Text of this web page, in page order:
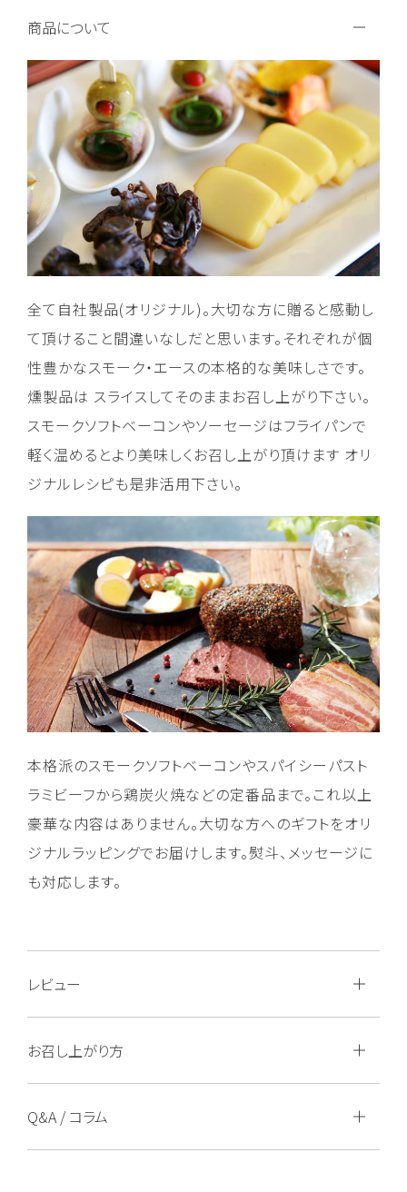
商品について
全て自社製品(オリジナル)。大切な方に贈ると感動し
て頂けること間違いなしだと思います。それぞれが個
性豊かなスモーク・エースの本格的な美味しさです。
燻製品は スライスしてそのままお召し上がり下さい。
スモークソフトベーコンやソーセージはフライパンで
軽く温めるとより美味しくお召し上がり頂けます オリ
ジナルレシピも是非活用下さい。
本格派のスモークソフトベーコンやスパイシーパスト
ラミビーフから鶏炭火焼などの定番品まで。これ以上
豪華な内容はありません。大切な方へのギフトをオリ
ジナルラッピングでお届けします。熨斗、メッセージに
も対応します。
レビュー
お召し上がり方
Q&A / コラム